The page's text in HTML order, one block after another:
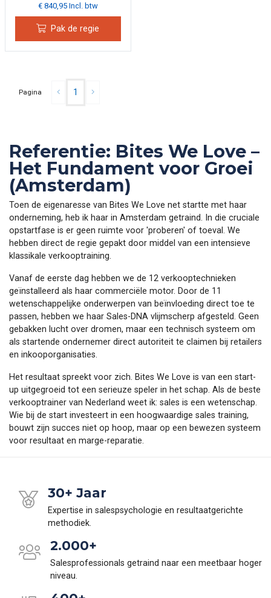
€ 840,95 Incl. btw
Pak de regie
Pagina 1
Referentie: Bites We Love –
Het Fundament voor Groei
(Amsterdam)
Toen de eigenaresse van Bites We Love net startte met haar
onderneming, heb ik haar in Amsterdam getraind. In die cruciale
opstartfase is er geen ruimte voor 'proberen' of toeval. We
hebben direct de regie gepakt door middel van een intensieve
klassikale verkooptraining.
Vanaf de eerste dag hebben we de 12 verkooptechnieken
geïnstalleerd als haar commerciële motor. Door de 11
wetenschappelijke onderwerpen van beïnvloeding direct toe te
passen, hebben we haar Sales-DNA vlijmscherp afgesteld. Geen
gebakken lucht over dromen, maar een technisch systeem om
als startende ondernemer direct autoriteit te claimen bij retailers
en inkooporganisaties.
Het resultaat spreekt voor zich. Bites We Love is van een start-
up uitgegroeid tot een serieuze speler in het schap. Als de beste
verkooptrainer van Nederland weet ik: sales is een wetenschap.
Wie bij de start investeert in een hoogwaardige sales training,
bouwt zijn succes niet op hoop, maar op een bewezen systeem
voor resultaat en marge-reparatie.
30+ Jaar
Expertise in salespsychologie en resultaatgerichte
methodiek.
2.000+
Salesprofessionals getraind naar een meetbaar hoger
niveau.